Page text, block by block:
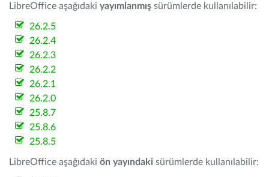
LibreOffice aşağıdaki yayımlanmış sürümlerde kullanılabilir:
26.2.5
26.2.4
26.2.3
26.2.2
26.2.1
26.2.0
25.8.7
25.8.6
25.8.5
LibreOffice aşağıdaki ön yayındaki sürümlerde kullanılabilir: